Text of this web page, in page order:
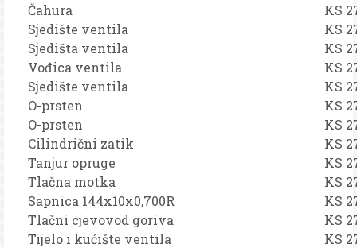
Čahura
KS
Sjedište ventila
KS
Sjedišta ventila
KS
Vođica ventila
KS
Sjedište ventila
KS
O-prsten
KS
O-prsten
KS
Cilindrični zatik
KS
Tanjur opruge
KS
Tlačna motka
KS
Sapnica 144x10x0,700R
KS
Tlačni cjevovod goriva
KS
Tijelo i kućište ventila
KS